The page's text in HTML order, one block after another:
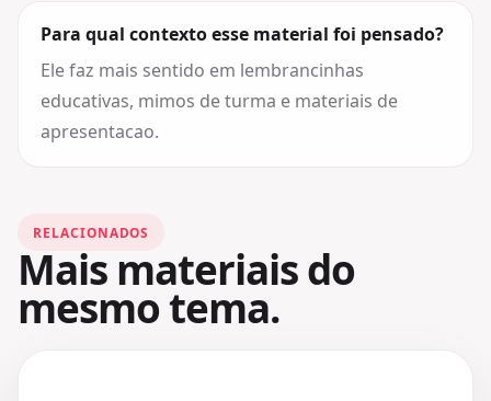
Para qual contexto esse material foi pensado?
Ele faz mais sentido em lembrancinhas
educativas, mimos de turma e materiais de
apresentacao.
RELACIONADOS
Mais materiais do
mesmo tema.